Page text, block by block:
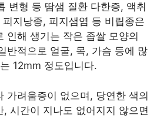
변형 등 땀샘 질환 다한증, 액취
지낭종, 피지샘염 등 비립종은
인해 생기는 작은 좁쌀 모양의
반적으로 얼굴, 목, 가슴 등에 많
12mm 정도입니다.
가려움증이 없으며, 당연한 색의
, 시간이 지나도 없어지지 않으면